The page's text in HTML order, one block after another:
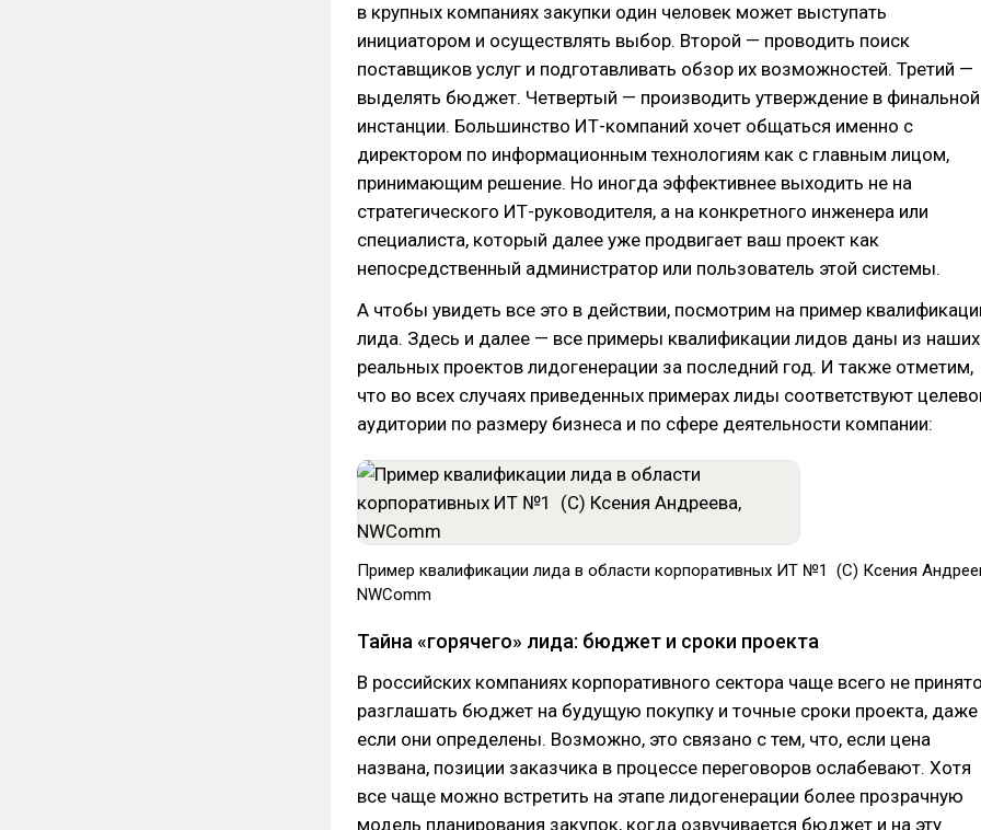
в крупных компаниях закупки один человек может выступать
инициатором и осуществлять выбор. Второй — проводить поиск
поставщиков услуг и подготавливать обзор их возможностей. Третий —
выделять бюджет. Четвертый — производить утверждение в финальной
инстанции. Большинство ИТ-компаний хочет общаться именно с
директором по информационным технологиям как с главным лицом,
принимающим решение. Но иногда эффективнее выходить не на
стратегического ИТ-руководителя, а на конкретного инженера или
специалиста, который далее уже продвигает ваш проект как
непосредственный администратор или пользователь этой системы.
А чтобы увидеть все это в действии, посмотрим на пример
лида. Здесь и далее — все примеры квалификации лидов даны из наших
реальных проектов лидогенерации за последний год. И также отметим,
что во всех случаях приведенных примерах лиды соответствуют
аудитории по размеру бизнеса и по сфере деятельности компании:
Пример квалификации лида в области корпоративных ИТ №1 (C) Ксения
NWComm
Тайна «горячего» лида: бюджет и сроки проекта
В российских компаниях корпоративного сектора чаще всего не
разглашать бюджет на будущую покупку и точные сроки проекта, даже
если они определены. Возможно, это связано с тем, что, если цена
названа, позиции заказчика в процессе переговоров ослабевают. Хотя
все чаще можно встретить на этапе лидогенерации более прозрачную
модель планирования закупок, когда озвучивается бюджет и на эту